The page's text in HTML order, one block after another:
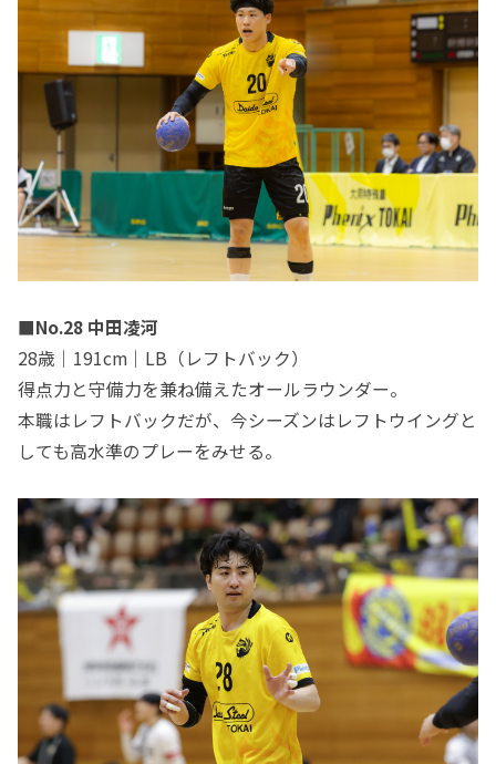
■No.28 中田凌河
28歳｜191cm｜LB（レフトバック）
得点力と守備力を兼ね備えたオールラウンダー。
本職はレフトバックだが、今シーズンはレフトウイングと
しても高水準のプレーをみせる。